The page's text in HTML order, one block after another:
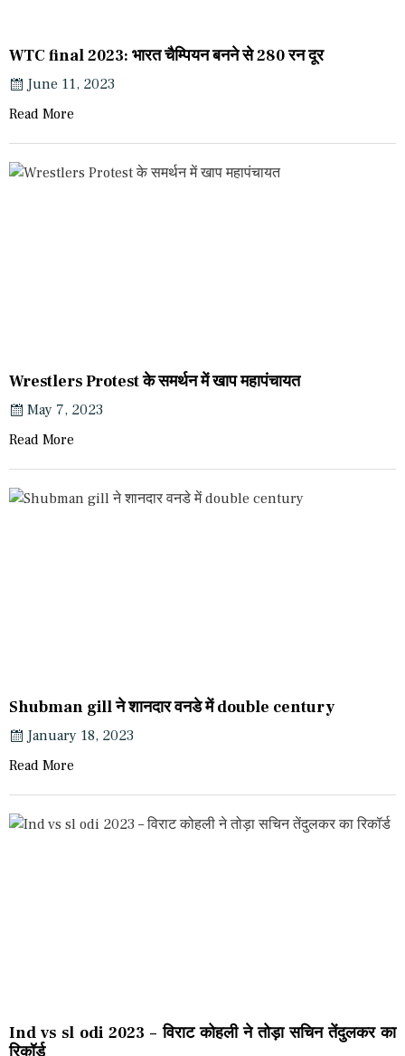
WTC final 2023: भारत चैम्पियन बनने से 280 रन दूर
June 11, 2023
Read More
Wrestlers Protest के समर्थन में खाप महापंचायत
May 7, 2023
Read More
Shubman gill ने शानदार वनडे में double century
January 18, 2023
Read More
Ind vs sl odi 2023 – विराट कोहली ने तोड़ा सचिन तेंदुलकर का
रिकॉर्ड